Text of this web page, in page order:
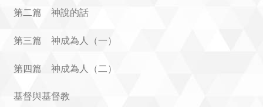
第二篇 神說的話
第三篇 神成為人（一）
第四篇 神成為人（二）
基督與基督教